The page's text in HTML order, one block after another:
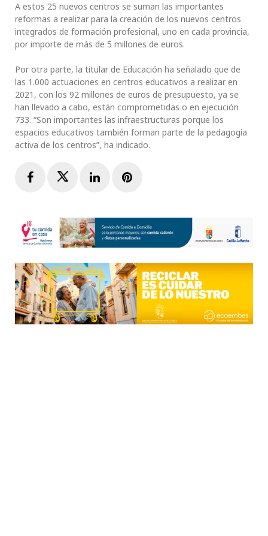
A estos 25 nuevos centros se suman las importantes
reformas a realizar para la creación de los nuevos centros
integrados de formación profesional, uno en cada provincia,
por importe de más de 5 millones de euros.
Por otra parte, la titular de Educación ha señalado que de
las 1.000 actuaciones en centros educativos a realizar en
2021, con los 92 millones de euros de presupuesto, ya se
han llevado a cabo, están comprometidas o en ejecución
733. “Son importantes las infraestructuras porque los
espacios educativos también forman parte de la pedagogía
activa de los centros”, ha indicado.
FacebookTwitterLinkedInPinterest